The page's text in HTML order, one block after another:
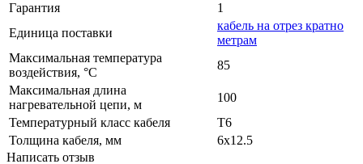
Гарантия
1
Единица поставки
кабель на отрез кратно
метрам
Максимальная температура
воздействия, °C
85
Максимальная длина
нагревательной цепи, м
100
Температурный класс кабеля
T6
Толщина кабеля, мм
6x12.5
Написать отзыв